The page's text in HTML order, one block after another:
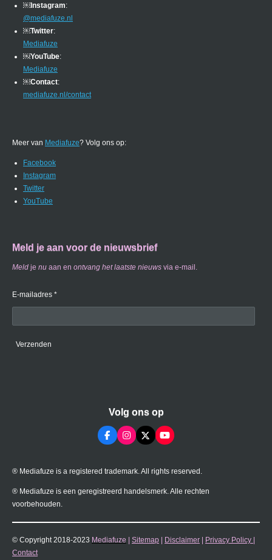
￼Instagram:
@mediafuze.nl
￼Twitter:
Mediafuze
￼YouTube:
Mediafuze
￼Contact:
mediafuze.nl/contact
Meer van Mediafuze? Volg ons op:
Facebook
Instagram
Twitter
YouTube
Meld je aan voor de nieuwsbrief
Meld je nu aan en ontvang het laatste nieuws via e-mail.
E-mailadres *
Verzenden
Volg ons op
F
a
b
o
I
n
a
r
X
Y
o
u
e
® Mediafuze is a registered trademark. All rights reserved.
® Mediafuze is een geregistreerd handelsmerk. Alle rechten
voorbehouden.
© Copyright 2018-2023 Mediafuze Sitemap Disclaimer Privacy Policy
Contact